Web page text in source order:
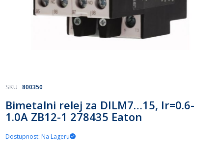
Skip
the
beginning
the
Bimetalni relej za DILM7…15, Ir=0.6-
1.0A ZB12-1 278435 Eaton
SKU 800350
Dostupnost: Na Lageru